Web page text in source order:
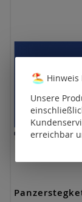
Unsere
erreichbar